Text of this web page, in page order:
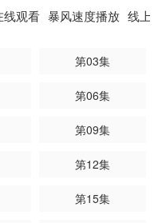
，还得掩饰丁一既不眼瞎、
不同的两人，经历过重重考
仰山完全不同的道路。这双
线观看 暴风速度播放 线上
第03集
第06集
第09集
第12集
第15集